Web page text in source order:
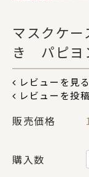
ポー
ステ
コス
マスクケ
き パピヨ
レビューを見
レビューを投稿
販売価格
購入数